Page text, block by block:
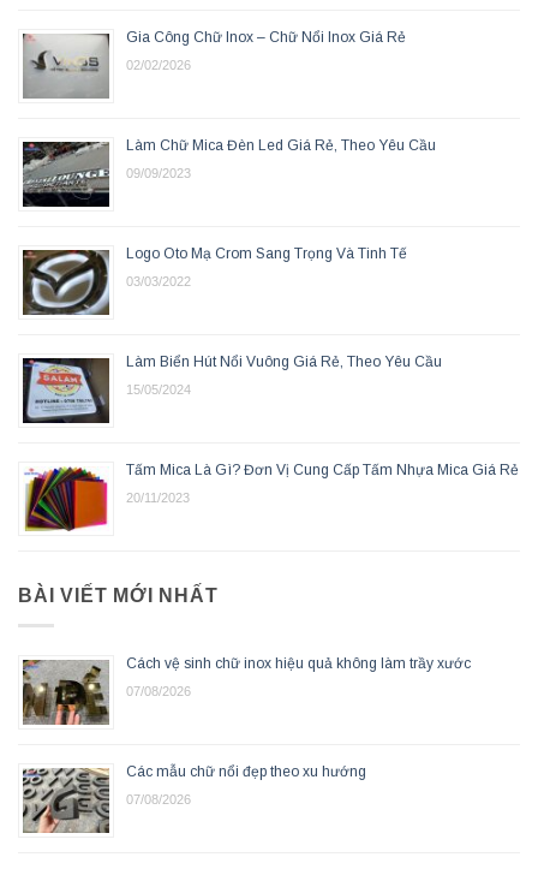
Gia Công Chữ Inox – Chữ Nổi Inox Giá Rẻ
02/02/2026
Làm Chữ Mica Đèn Led Giá Rẻ, Theo Yêu Cầu
09/09/2023
Logo Oto Mạ Crom Sang Trọng Và Tinh Tế
03/03/2022
Làm Biển Hút Nổi Vuông Giá Rẻ, Theo Yêu Cầu
15/05/2024
Tấm Mica Là Gì? Đơn Vị Cung Cấp Tấm Nhựa Mica Giá Rẻ
20/11/2023
BÀI VIẾT MỚI NHẤT
Cách vệ sinh chữ inox hiệu quả không làm trầy xước
07/08/2026
Các mẫu chữ nổi đẹp theo xu hướng
07/08/2026